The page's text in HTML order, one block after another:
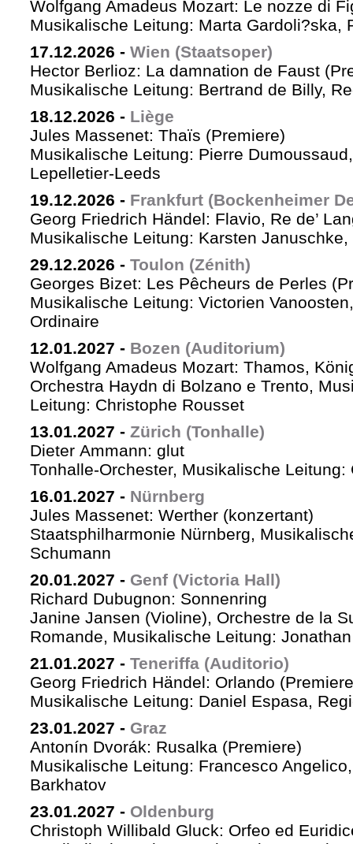
Wolfgang Amadeus Mozart: Le nozze di
Musikalische Leitung: Marta Gardoli?ska,
17.12.2026 - Wien (Staatsoper)
Hector Berlioz: La damnation de Faust
Musikalische Leitung: Bertrand de Billy,
18.12.2026 - Liège
Jules Massenet: Thaïs (Premiere)
Musikalische Leitung: Pierre
Lepelletier-Leeds
19.12.2026 - Frankfurt (Bockenheimer
Georg Friedrich Händel: Flavio, Re de’
Musikalische Leitung: Karsten
29.12.2026 - Toulon (Zénith)
Georges Bizet: Les Pêcheurs de Perles
Musikalische Leitung: Victorien
Ordinaire
12.01.2027 - Bozen (Auditorium)
Wolfgang Amadeus Mozart: Thamos,
Orchestra Haydn di Bolzano e Trento,
Leitung: Christophe Rousset
13.01.2027 - Zürich (Tonhalle)
Dieter Ammann: glut
Tonhalle-Orchester, Musikalische Leitung:
16.01.2027 - Nürnberg
Jules Massenet: Werther (konzertant)
Staatsphilharmonie Nürnberg,
Schumann
20.01.2027 - Genf (Victoria Hall)
Richard Dubugnon: Sonnenring
Janine Jansen (Violine), Orchestre de la
Romande, Musikalische Leitung:
21.01.2027 - Teneriffa (Auditorio)
Georg Friedrich Händel: Orlando
Musikalische Leitung: Daniel Espasa,
23.01.2027 - Graz
Antonín Dvorák: Rusalka (Premiere)
Musikalische Leitung: Francesco
Barkhatov
23.01.2027 - Oldenburg
Christoph Willibald Gluck: Orfeo ed